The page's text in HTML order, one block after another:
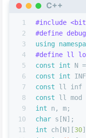
C++
1
2
3
4
5
6
7
8
9
10
11
#include
#define
using
#define ll
const
int N =
const
int
const ll inf
const ll mod
int n, m;
char s[N];
int ch[N][30